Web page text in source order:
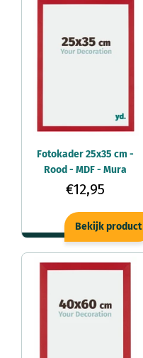
Fotokader 25x35 cm -
Rood - MDF - Mura
€12,95
Bekijk product